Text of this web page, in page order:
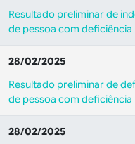
Resultado preliminar de
de pessoa com deficiência
28/02/2025
Resultado preliminar de
de pessoa com deficiência
28/02/2025